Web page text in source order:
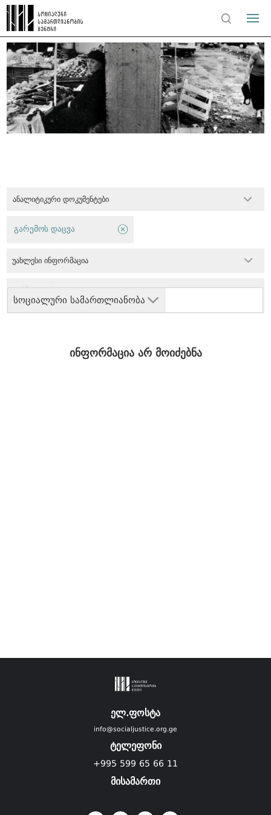
ანალიტიკური დოკუმენტები
სოციალური სამართლიანობა
გარემოს დაცვა
უახლესი ინფორმაცია
ინფორმაცია არ მოიძებნა
ელ.ფოსტა
info@socialjustice.org.ge
ტელეფონი
+995 599 65 66 11
მისამართი